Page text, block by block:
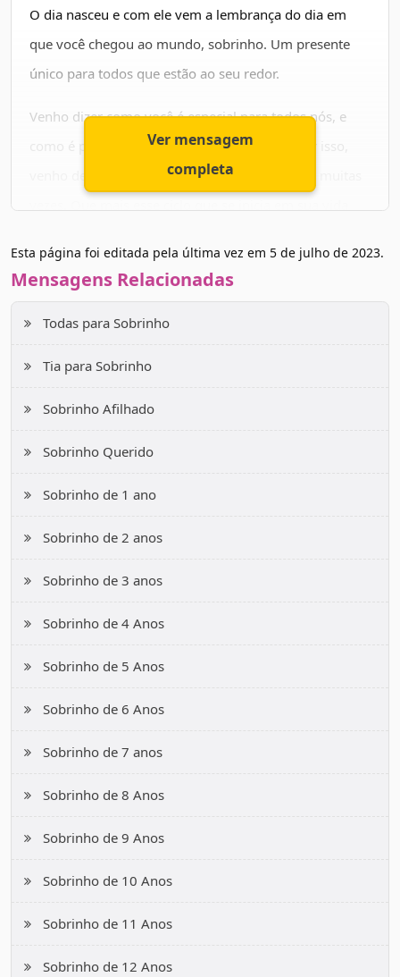
vivemos.
Por isso, que seus desejos te alcancem e te incentivem
a buscar sempre outros desejos. Feliz aniversário,
sobrinho, de seu tio que gosta muito de você!
O dia nasceu e com ele vem a lembrança do dia em
que você chegou ao mundo, sobrinho. Um presente
único para todos que estão ao seu redor.
Venho dizer como você é especial para todos nós, e
como é precioso ter você em nossas vidas. Por isso,
venho desejar que essa data se repita muitas e muitas
surpresas boas e muita alegria. Que tudo aquilo que
você deseja possa chegar no tempo certo em sua vida.
Parabéns, meu sobrinho!
Ver mensagem
completa
Esta página foi editada pela última vez em 5 de julho de 2023.
Mensagens Relacionadas
Todas para Sobrinho
Tia para Sobrinho
Sobrinho Afilhado
Sobrinho Querido
Sobrinho de 1 ano
Sobrinho de 2 anos
Sobrinho de 3 anos
Sobrinho de 4 Anos
Sobrinho de 5 Anos
Sobrinho de 6 Anos
Sobrinho de 7 anos
Sobrinho de 8 Anos
Sobrinho de 9 Anos
Sobrinho de 10 Anos
Sobrinho de 11 Anos
Sobrinho de 12 Anos